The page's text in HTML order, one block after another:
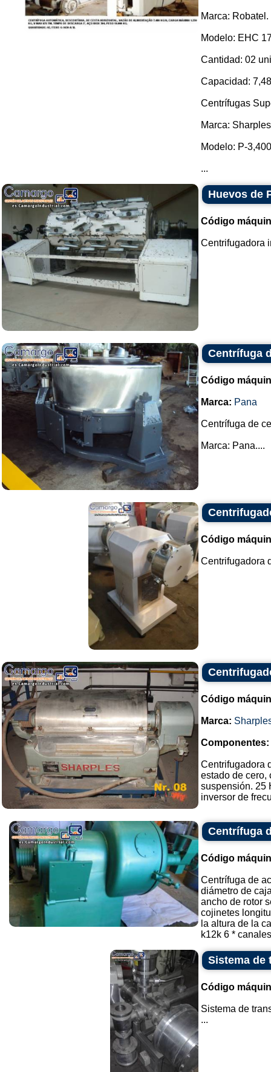
Marca: Robatel.
Modelo: EHC
Cantidad: 02
Capacidad:
Centrífugas
Marca:
Modelo: P-
...
Huevos de
Código
Centrifugadora
Centrífuga
Código
Marca: Pana
Centrífuga de
Marca: Pana....
Código
Centrifugadora
Código
Marca:
Componentes:
Centrifugadora
estado de cero,
suspensión. 25
inversor de
Centrífuga
Código
Centrífuga de
diámetro de
ancho de rotor
cojinetes
la altura de la
k12k 6 *
Sistema de
Código
Sistema de
...